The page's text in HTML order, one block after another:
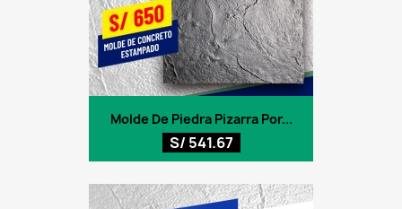
Molde De Piedra Pizarra Por...
S/ 541.67